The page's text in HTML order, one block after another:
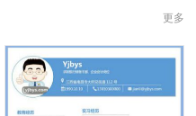
更多